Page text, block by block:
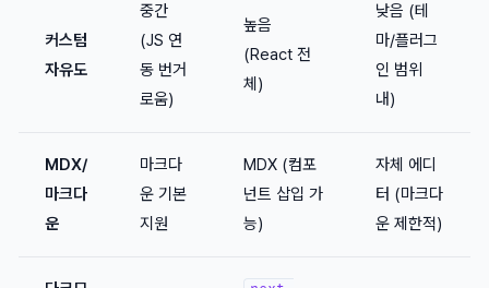
커스텀
자유도
중간
(JS 연
동 번거
로움)
높음
(React 전
체)
낮음 (테
마/플러그
인 범위
내)
MDX/
마크다
운
마크다
운 기본
지원
MDX (컴포
넌트 삽입 가
능)
자체 에디
터 (마크다
운 제한적)